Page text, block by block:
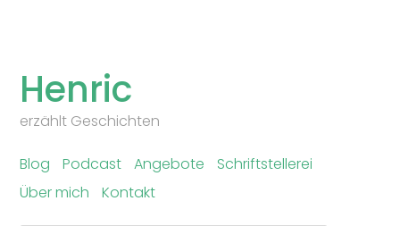
to
content
Henric
erzählt Geschichten
Blog Podcast Angebote
Schriftstellerei
Über mich
Kontakt